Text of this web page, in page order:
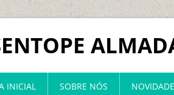
INICIAL SOBRE NÓS